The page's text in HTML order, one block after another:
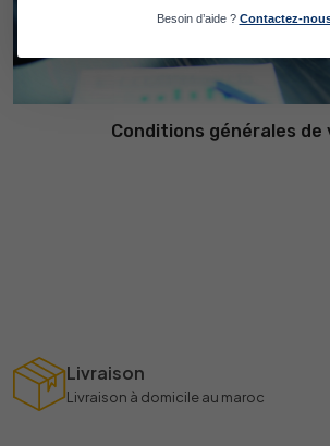
Conditions générales de
Livraison
Livraison à domicile au maroc
Besoin d’aide ? Contactez-